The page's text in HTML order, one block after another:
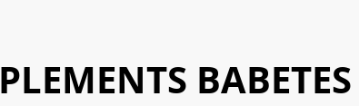
BABETES